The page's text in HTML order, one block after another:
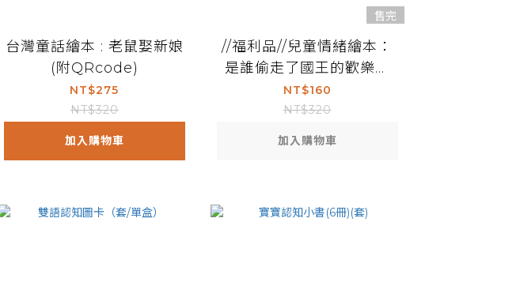
台灣童話繪本 : 老鼠娶新娘
(附QRcode)
NT$275
NT$320
加入購物車
售完
//福利品//兒童情緒繪本：
是誰偷走了國王的歡樂？
(QR Code有聲書)
NT$160
NT$320
加入購物車